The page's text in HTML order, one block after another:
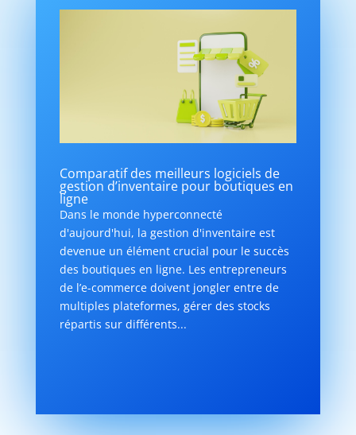
Comparatif des meilleurs logiciels de
gestion d’inventaire pour boutiques en
ligne
Dans le monde hyperconnecté
d'aujourd'hui, la gestion d'inventaire est
devenue un élément crucial pour le succès
des boutiques en ligne. Les entrepreneurs
de l’e-commerce doivent jongler entre de
multiples plateformes, gérer des stocks
répartis sur différents...